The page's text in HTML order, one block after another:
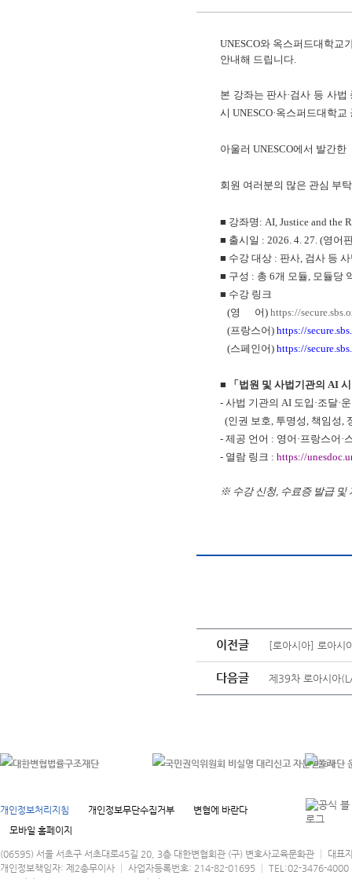
UNESCO와 옥스퍼드대학교
안내해 드립니다.
본 강좌는 판사·검사 등 사법
시 UNESCO·옥스퍼드대학교
아울러 UNESCO에서 발간한
회원 여러분의 많은 관심 부
■ 강좌명 : AI, Justice and the
■ 출시일 : 2026. 4. 27. (영어
■ 수강 대상 : 판사, 검사 등
■ 구성 : 총 6개 모듈, 모듈당
■ 수강 링크
(영 어) https://
(프랑스어) https://
(스페인어) https://
■ 「 법원 및 사법기관의 AI
- 사법 기관의 AI 도입 ·조달·
(인권 보호, 투명성, 책임성,
- 제공 언어 : 영어 ·프랑스어 ·
- 열람 링크 : https://
※ 수강 신청, 수료증 발급 및
이전글 [로아시아] 로아시
다음글 제39차 로아시아
개인정보처리지침 개인정보무단수집거부
변협에 바란다
모바일 홈페이지
(06595) 서울 서초구 서초대로45길 20, 3층 대한변협회관 (구) 변호사교육문화관 │ 대표
개인정보책임자: 제2총무이사 │ 사업자등록번호: 214-82-01695 │ TEL:02-3476-